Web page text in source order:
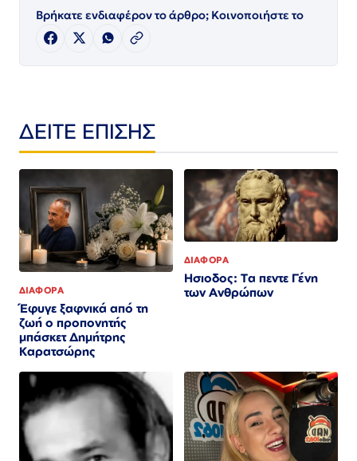
Βρήκατε ενδιαφέρον το άρθρο; Κοινοποιήστε το
ΔΕΙΤΕ ΕΠΙΣΗΣ
ΔΙΑΦΟΡΑ
Έφυγε ξαφνικά από τη
ζωή ο προπονητής
μπάσκετ Δημήτρης
Καρατσώρης
ΔΙΑΦΟΡΑ
Ησιοδος: Τα πεντε Γένη
των Ανθρώπων